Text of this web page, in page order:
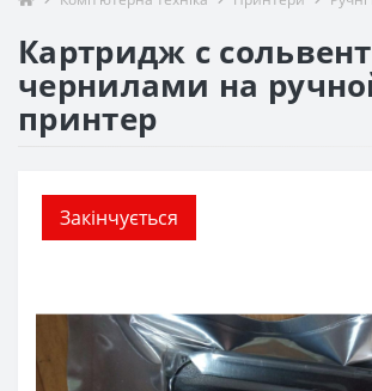
Картридж с
чернилами на
принтер
Закінчується